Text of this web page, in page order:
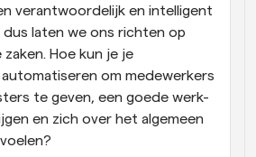
verantwoordelijk en intelligent
dus laten we ons richten op
Hoe kun je je
om medewerkers
te geven, een goede werk-
en zich over het algemeen